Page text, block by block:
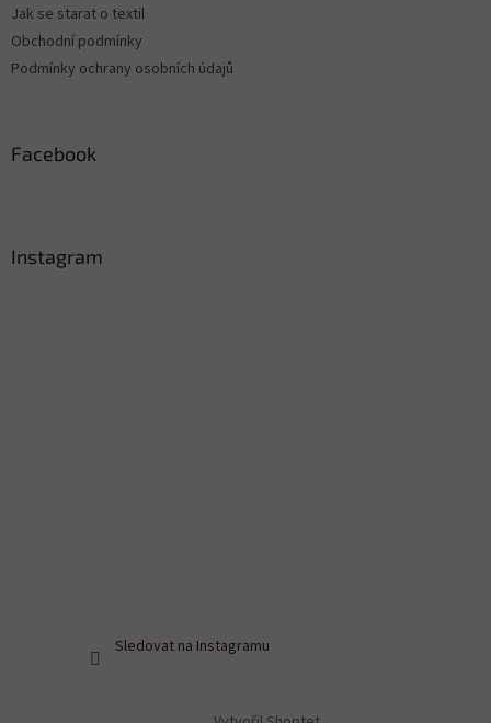
Jak se starat o textil
Obchodní podmínky
Podmínky ochrany osobních údajů
Facebook
Instagram
Sledovat na Instagramu